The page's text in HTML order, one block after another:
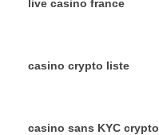
live casino france
casino crypto liste
casino sans KYC crypto